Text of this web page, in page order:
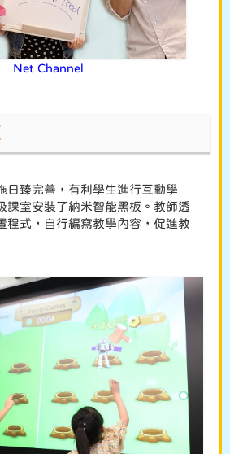
Net Channel
日臻完善，有利學生進行互動學
課室安裝了納米智能黑板。教師透
程式，自行編寫教學內容，促進教